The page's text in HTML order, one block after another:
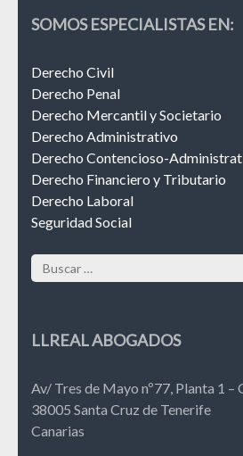
SOMOS ESPECIALISTAS EN:
Derecho Civil
Derecho Penal
Derecho Mercantil y Societario
Derecho Administrativo
Derecho Contencioso-
Derecho Financiero y Tributario
Derecho Laboral
Seguridad Social
Buscar:
LLREAL ABOGADOS
Av/ Tres de Mayo nº77, Planta 1 –
38005 Santa Cruz de Tenerife
Canarias